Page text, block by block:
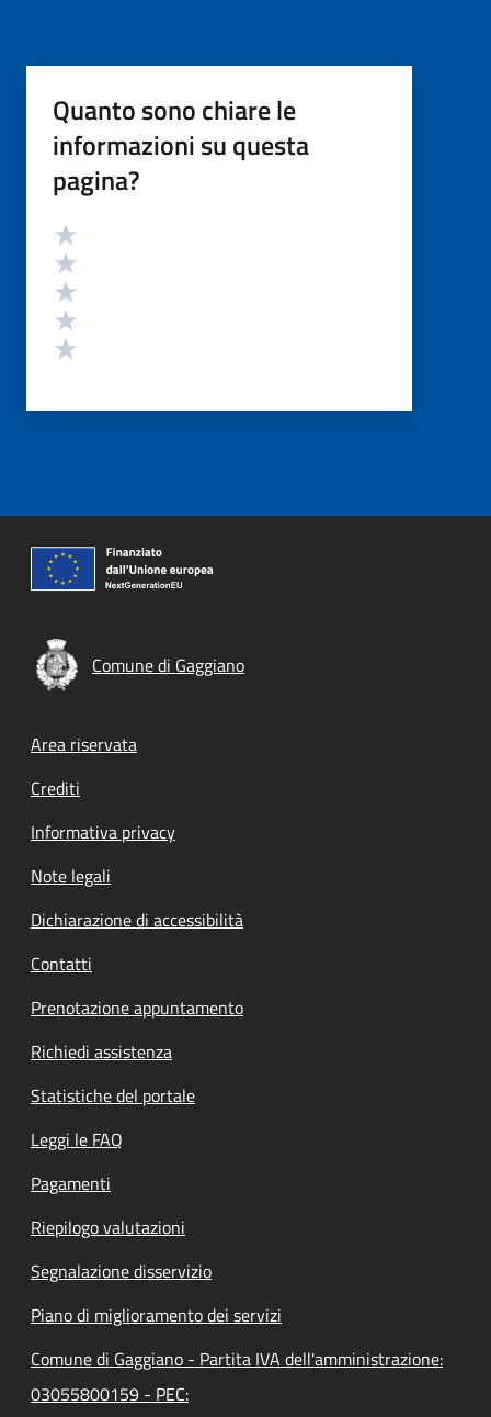
Quanto sono chiare le
informazioni su questa
pagina?
Valutazione
Comune di Gaggiano
Footer menu
Area riservata
Crediti
Informativa privacy
Note legali
Dichiarazione di accessibilità
Contatti
Prenotazione appuntamento
Richiedi assistenza
Statistiche del portale
Leggi le FAQ
Pagamenti
Riepilogo valutazioni
Segnalazione disservizio
Piano di miglioramento dei servizi
Comune di Gaggiano - Partita IVA dell'amministrazione:
03055800159 - PEC: